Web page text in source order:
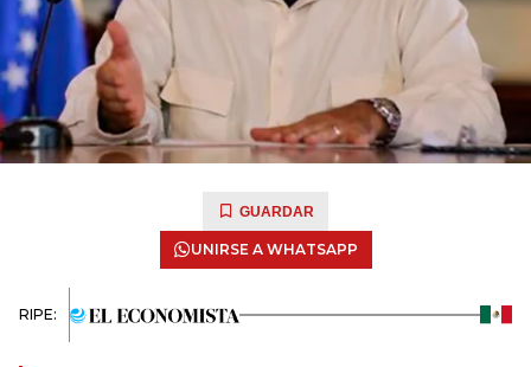
GUARDAR
UNIRSE A WHATSAPP
RIPE: